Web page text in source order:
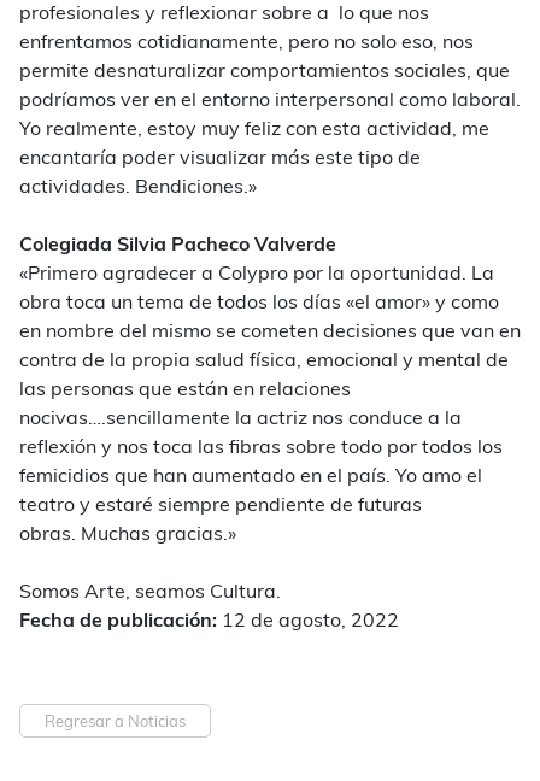
profesionales y reflexionar sobre a lo que nos
enfrentamos cotidianamente, pero no solo eso, nos
permite desnaturalizar comportamientos sociales, que
podríamos ver en el entorno interpersonal como laboral.
Yo realmente, estoy muy feliz con esta actividad, me
encantaría poder visualizar más este tipo de
actividades. Bendiciones.»
Colegiada Silvia Pacheco Valverde
«Primero agradecer a Colypro por la oportunidad. La
obra toca un tema de todos los días «el amor» y como
en nombre del mismo se cometen decisiones que van en
contra de la propia salud física, emocional y mental de
las personas que están en relaciones
nocivas….sencillamente la actriz nos conduce a la
reflexión y nos toca las fibras sobre todo por todos los
femicidios que han aumentado en el país. Yo amo el
teatro y estaré siempre pendiente de futuras
obras. Muchas gracias.»
Somos Arte, seamos Cultura.
Fecha de publicación: 12 de agosto, 2022
Regresar a Noticias